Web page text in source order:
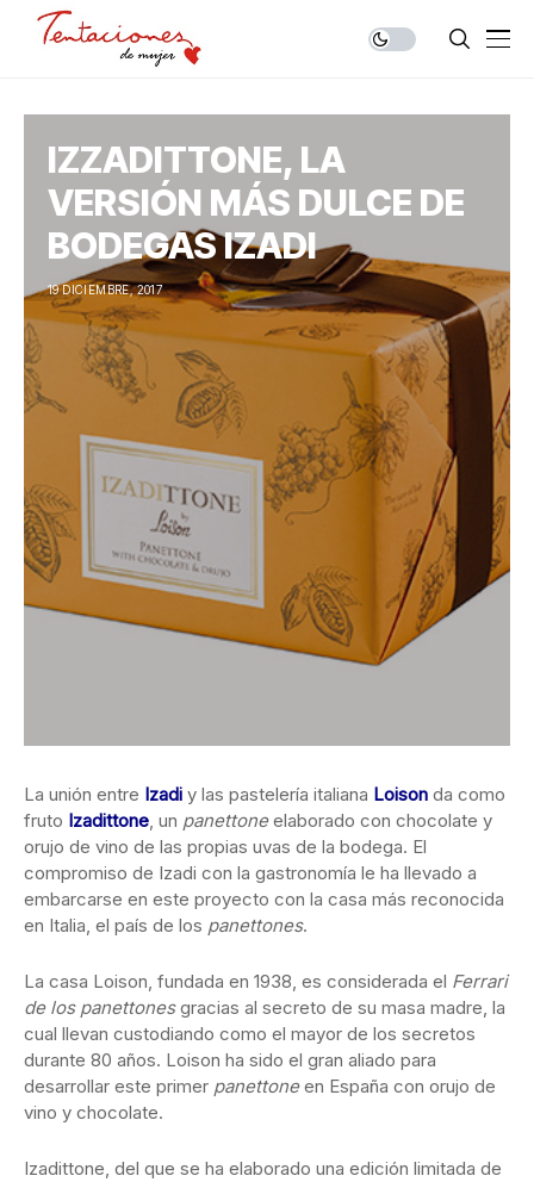
IZZADITTONE, LA
VERSIÓN MÁS DULCE DE
BODEGAS IZADI
19 DICIEMBRE, 2017
La unión entre Izadi y las pastelería italiana Loison da como
fruto Izadittone, un panettoneelaborado con chocolate y
orujo de vino de las propias uvas de la bodega. El
compromiso de Izadi con la gastronomía le ha llevado a
embarcarse en este proyecto con la casa más reconocida
en Italia, el país de los panettones.
La casa Loison, fundada en 1938, es considerada el Ferrari
de los panettonesgracias al secreto de su masa madre, la
cual llevan custodiando como el mayor de los secretos
durante 80 años. Loison ha sido el gran aliado para
desarrollar este primer panettoneen España con orujo de
vino y chocolate.
Izadittone, del que se ha elaborado una edición limitada de